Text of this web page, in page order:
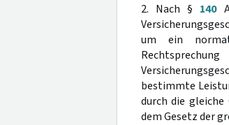
2. Nach § 140
um ein
bestimmte
durch die
dem Gesetz der